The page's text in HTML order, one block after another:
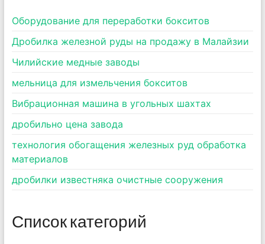
Оборудование для переработки бокситов
Дробилка железной руды на продажу в Малайзии
Чилийские медные заводы
мельница для измельчения бокситов
Вибрационная машина в угольных шахтах
дробильно цена завода
технология обогащения железных руд обработка
материалов
дробилки известняка очистные сооружения
Список категорий